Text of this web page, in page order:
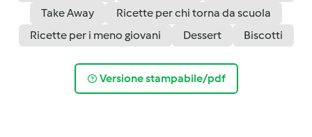
Take Away
Ricette per chi torna da scuola
Ricette per i meno giovani
Dessert Biscotti
Versione stampabile/pdf